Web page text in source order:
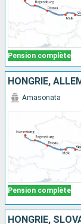
Pension complète
HONGRIE,
Pension complète
Amasonata